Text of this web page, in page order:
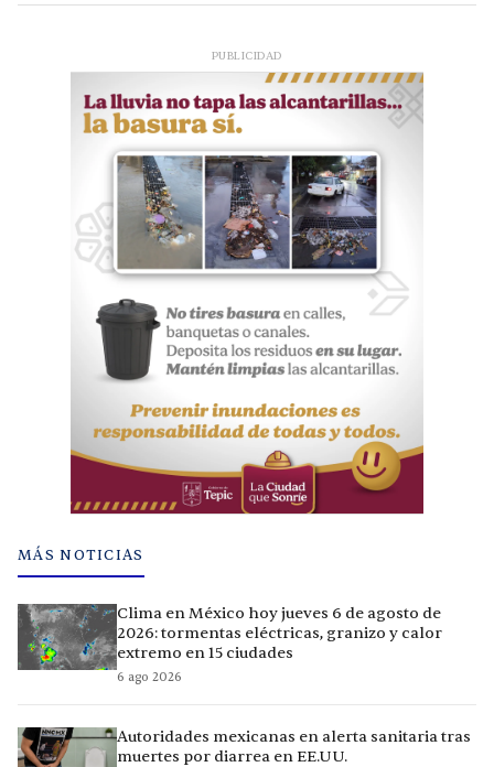
PUBLICIDAD
MÁS NOTICIAS
Clima en México hoy jueves 6 de agosto de
2026: tormentas eléctricas, granizo y calor
extremo en 15 ciudades
6 ago 2026
Autoridades mexicanas en alerta sanitaria tras
muertes por diarrea en EE.UU.